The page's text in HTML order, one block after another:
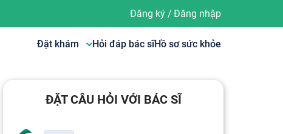
Đăng ký/ Đăng nhập
Đặt khám Hỏi đáp bác sĩHồ sơ sức khỏe
ĐẶT CÂU HỎI VỚI BÁC SĨ